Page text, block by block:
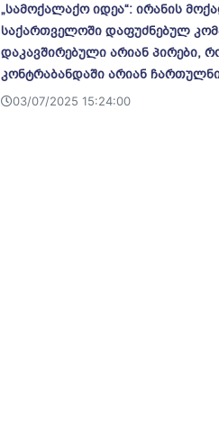
„სამოქალაქო იდეა“: ირანის
საქართველოში დაფუძნებულ
დაკავშირებული არიან პირები,
კონტრაბანდაში არიან
03/07/2025 15:24:00